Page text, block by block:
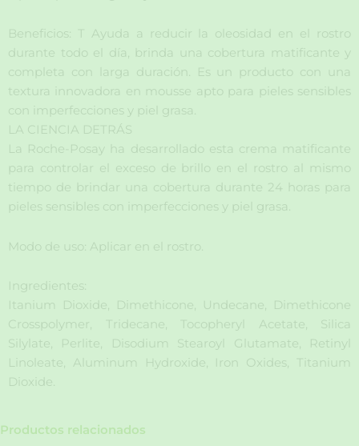
Beneficios: T Ayuda a reducir la oleosidad en el rostro
durante todo el día, brinda una cobertura matificante y
completa con larga duración. Es un producto con una
textura innovadora en mousse apto para pieles sensibles
con imperfecciones y piel grasa.
LA CIENCIA DETRÁS
La Roche-Posay ha desarrollado esta crema matificante
para controlar el exceso de brillo en el rostro al mismo
tiempo de brindar una cobertura durante 24 horas para
pieles sensibles con imperfecciones y piel grasa.
Modo de uso: Aplicar en el rostro.
Ingredientes:
Itanium Dioxide, Dimethicone, Undecane, Dimethicone
Crosspolymer, Tridecane, Tocopheryl Acetate, Silica
Silylate, Perlite, Disodium Stearoyl Glutamate, Retinyl
Linoleate, Aluminum Hydroxide, Iron Oxides, Titanium
Dioxide.
Productos relacionados